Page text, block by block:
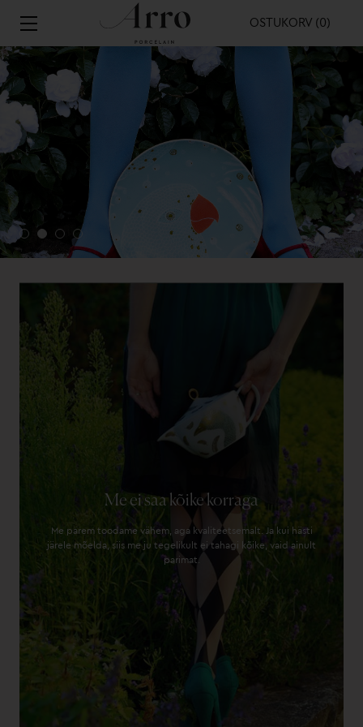
OSTUKORV (0)
Me ei saa kõike korraga
Me parem toodame vähem, aga kvaliteetsemalt. Ja kui hästi
järele mõelda, siis me ju tegelikult ei tahagi kõike, vaid ainult
parimat.